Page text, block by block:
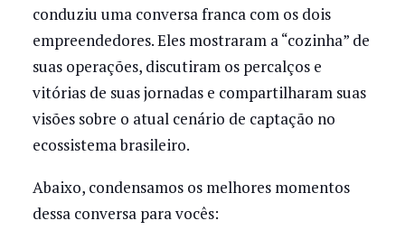
conduziu uma conversa franca com os dois
empreendedores. Eles mostraram a “cozinha” de
suas operações, discutiram os percalços e
vitórias de suas jornadas e compartilharam suas
visões sobre o atual cenário de captação no
ecossistema brasileiro.
Abaixo, condensamos os melhores momentos
dessa conversa para vocês: